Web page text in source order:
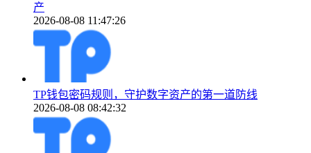
产
2026-08-08 11:47:26
TP钱包密码规则，守护数字资产的第一道防线
2026-08-08 08:42:32